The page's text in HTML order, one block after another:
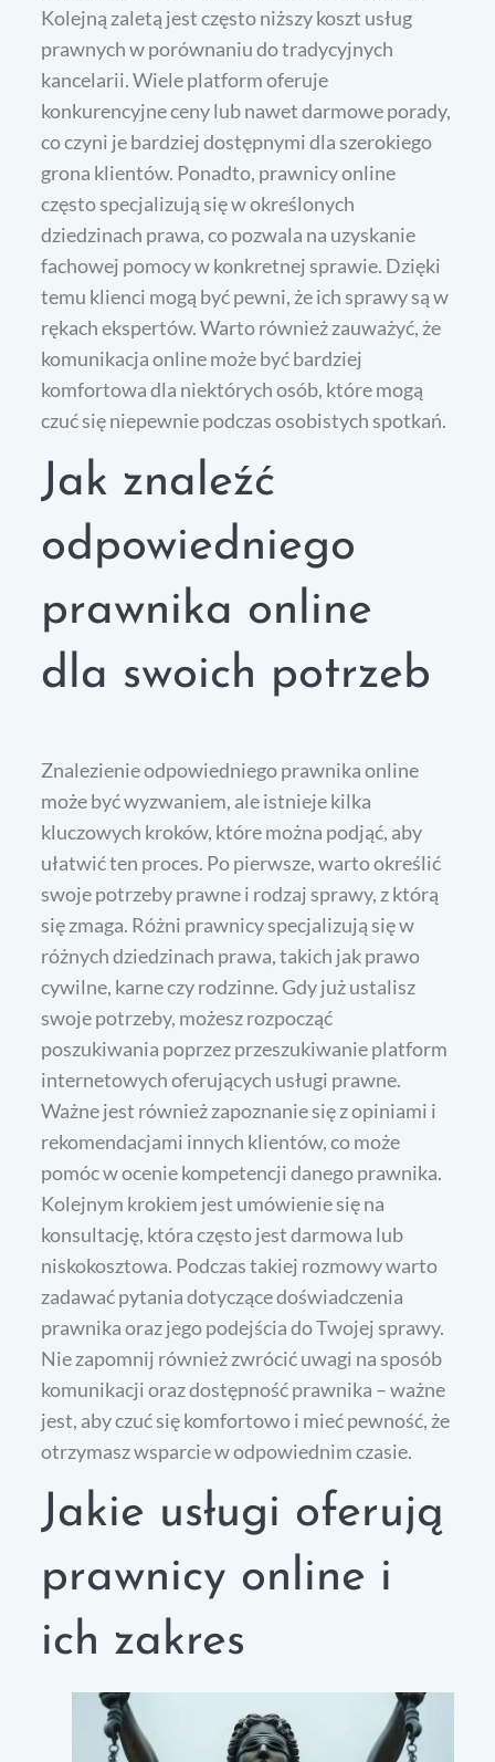
Kolejną zaletą jest często niższy koszt usług
prawnych w porównaniu do tradycyjnych
kancelarii. Wiele platform oferuje
konkurencyjne ceny lub nawet darmowe porady,
co czyni je bardziej dostępnymi dla szerokiego
grona klientów. Ponadto, prawnicy online
często specjalizują się w określonych
dziedzinach prawa, co pozwala na uzyskanie
fachowej pomocy w konkretnej sprawie. Dzięki
temu klienci mogą być pewni, że ich sprawy są w
rękach ekspertów. Warto również zauważyć, że
komunikacja online może być bardziej
komfortowa dla niektórych osób, które mogą
czuć się niepewnie podczas osobistych spotkań.
Jak znaleźć
odpowiedniego
prawnika online
dla swoich potrzeb
Znalezienie odpowiedniego prawnika online
może być wyzwaniem, ale istnieje kilka
kluczowych kroków, które można podjąć, aby
ułatwić ten proces. Po pierwsze, warto określić
swoje potrzeby prawne i rodzaj sprawy, z którą
się zmaga. Różni prawnicy specjalizują się w
różnych dziedzinach prawa, takich jak prawo
cywilne, karne czy rodzinne. Gdy już ustalisz
swoje potrzeby, możesz rozpocząć
poszukiwania poprzez przeszukiwanie platform
internetowych oferujących usługi prawne.
Ważne jest również zapoznanie się z opiniami i
rekomendacjami innych klientów, co może
pomóc w ocenie kompetencji danego prawnika.
Kolejnym krokiem jest umówienie się na
konsultację, która często jest darmowa lub
niskokosztowa. Podczas takiej rozmowy warto
zadawać pytania dotyczące doświadczenia
prawnika oraz jego podejścia do Twojej sprawy.
Nie zapomnij również zwrócić uwagi na sposób
komunikacji oraz dostępność prawnika – ważne
jest, aby czuć się komfortowo i mieć pewność, że
otrzymasz wsparcie w odpowiednim czasie.
Jakie usługi oferują
prawnicy online i
ich zakres